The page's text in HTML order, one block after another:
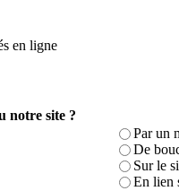
en ligne
notre site ?
Par un
De
Sur le
En lien